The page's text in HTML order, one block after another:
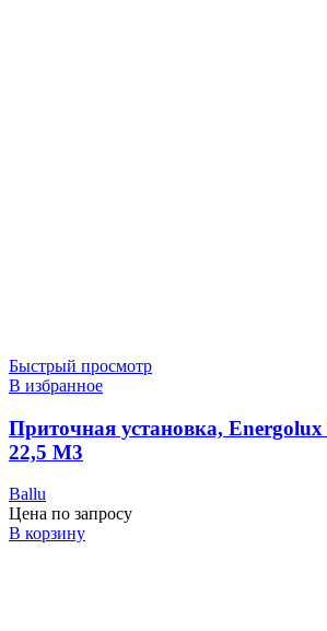
Быстрый просмотр
В избранное
Приточная установка,
22,5 M3
Ballu
Цена по запросу
В корзину